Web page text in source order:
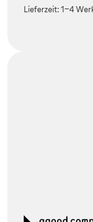
Lieferzeit:1-4